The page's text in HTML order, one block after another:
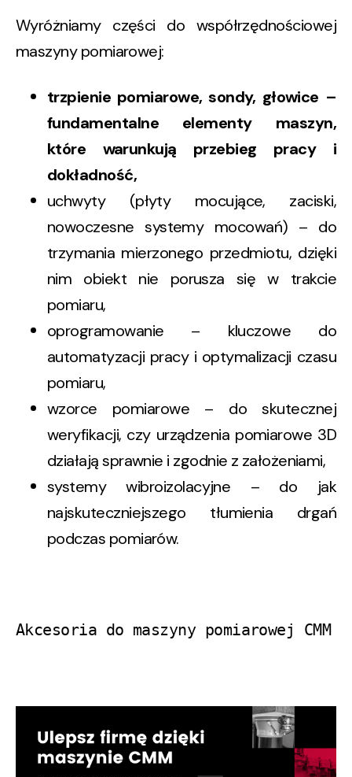
Wyróżniamy części do współrzędnościowej
maszyny pomiarowej:
trzpienie pomiarowe, sondy, głowice –
fundamentalne elementy maszyn,
które warunkują przebieg pracy i
dokładność,
uchwyty (płyty mocujące, zaciski,
nowoczesne systemy mocowań) – do
trzymania mierzonego przedmiotu, dzięki
nim obiekt nie porusza się w trakcie
pomiaru,
oprogramowanie – kluczowe do
automatyzacji pracy i optymalizacji czasu
pomiaru,
wzorce pomiarowe – do skutecznej
weryfikacji, czy urządzenia pomiarowe 3D
działają sprawnie i zgodnie z założeniami,
systemy wibroizolacyjne – do jak
najskuteczniejszego tłumienia drgań
podczas pomiarów.
Akcesoria do maszyny pomiarowej